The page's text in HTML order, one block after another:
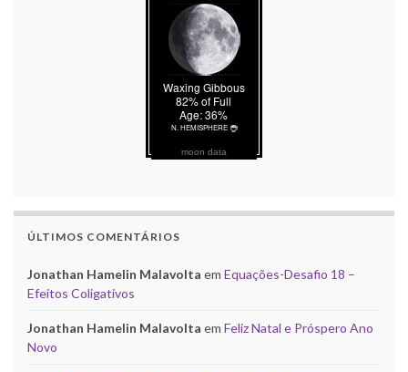
moon data
ÚLTIMOS COMENTÁRIOS
Jonathan Hamelin Malavolta em Equações-Desafio 18 –
Efeitos Coligativos
Jonathan Hamelin Malavolta em Feliz Natal e Próspero Ano
Novo